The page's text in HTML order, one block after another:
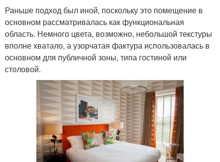
Раньше подход был иной, поскольку это помещение в
основном рассматривалась как функциональная
область. Немного цвета, возможно, небольшой текстуры
вполне хватало, а узорчатая фактура использовалась в
основном для публичной зоны, типа гостиной или
столовой.